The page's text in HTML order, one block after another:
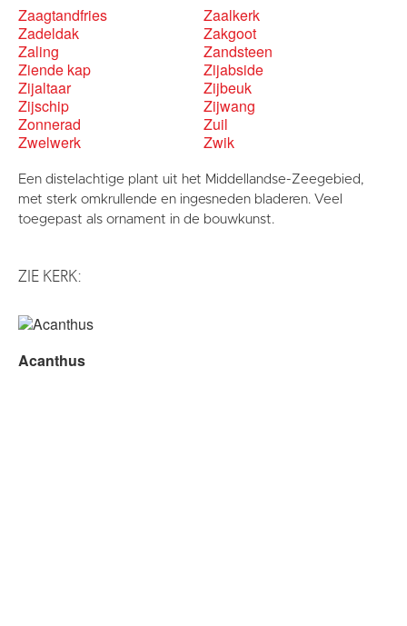
Zaagtandfries
Zaalkerk
Zadeldak
Zakgoot
Zaling
Zandsteen
Ziende kap
Zijabside
Zijaltaar
Zijbeuk
Zijschip
Zijwang
Zonnerad
Zuil
Zwelwerk
Zwik
Een distelachtige plant uit het Middellandse-Zeegebied,
met sterk omkrullende en ingesneden bladeren. Veel
toegepast als ornament in de bouwkunst.
ZIE KERK:
Acanthus